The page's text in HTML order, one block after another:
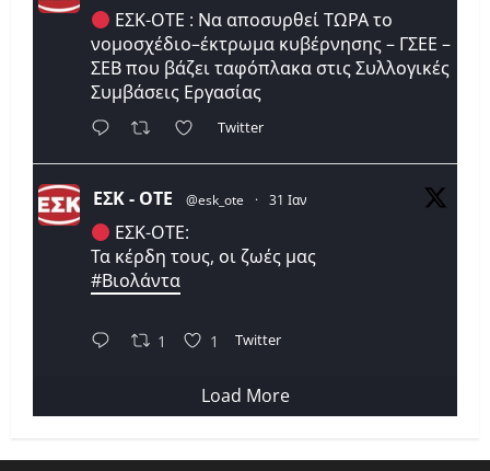
ΕΣΚ-ΟΤΕ : Να αποσυρθεί ΤΩΡΑ το
νομοσχέδιο–έκτρωμα κυβέρνησης – ΓΣΕΕ –
ΣΕΒ που βάζει ταφόπλακα στις Συλλογικές
Συμβάσεις Εργασίας
Twitter
ΕΣΚ - ΟΤΕ @esk_ote · 31 Ιαν
ΕΣΚ-ΟΤΕ:
Τα κέρδη τους, οι ζωές μας
#Βιολάντα
1 1 Twitter
Load More